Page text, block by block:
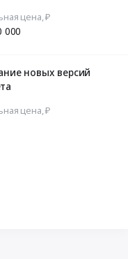
цена, ₽
000
новых версий
цена, ₽